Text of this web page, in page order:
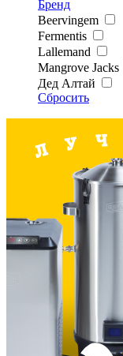
Бренд
Beervingem
Fermentis
Lallemand
Mangrove Jacks
Дед Алтай
Сбросить